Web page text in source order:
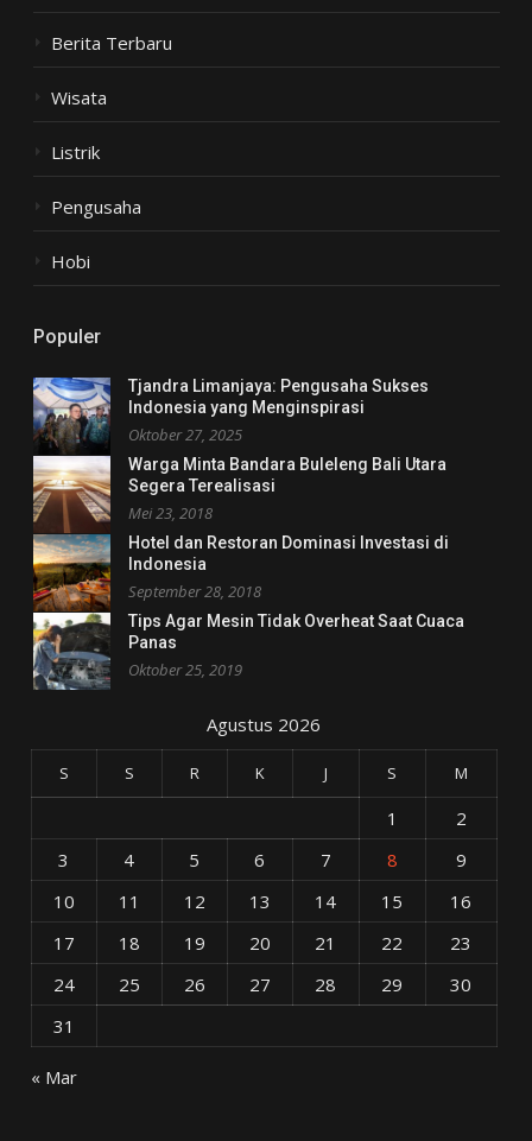
Berita Terbaru
Wisata
Listrik
Pengusaha
Hobi
Populer
Tjandra Limanjaya: Pengusaha Sukses
Indonesia yang Menginspirasi
Oktober 27, 2025
Warga Minta Bandara Buleleng Bali Utara
Segera Terealisasi
Mei 23, 2018
Hotel dan Restoran Dominasi Investasi di
Indonesia
September 28, 2018
Tips Agar Mesin Tidak Overheat Saat Cuaca
Panas
Oktober 25, 2019
Agustus 2026
S S R K J S M
1
2
3
4 5 6 7 8
9
10
11 12 13 14 15
16
17
18 19 20 21 22
23
24
25 26 27 28 29
30
31
« Mar